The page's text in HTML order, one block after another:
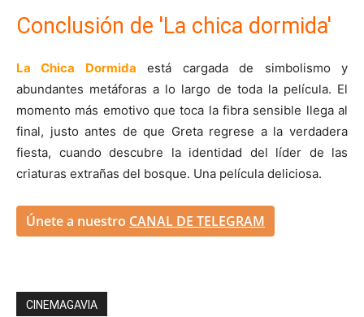
Conclusión de 'La chica dormida'
La Chica Dormida está cargada de simbolismo y
abundantes metáforas a lo largo de toda la película. El
momento más emotivo que toca la fibra sensible llega al
final, justo antes de que Greta regrese a la verdadera
fiesta, cuando descubre la identidad del líder de las
criaturas extrañas del bosque. Una película deliciosa.
Únete a nuestro CANAL DE TELEGRAM
CINEMAGAVIA